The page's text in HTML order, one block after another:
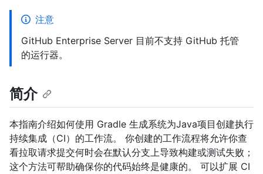
注意
GitHub Enterprise Server 目前不支持 GitHub 托管
的运行器。
简介
本指南介绍如何使用 Gradle 生成系统为Java项目创建执行
持续集成（CI）的工作流。 你创建的工作流程将允许你查
看拉取请求提交何时会在默认分支上导致构建或测试失败；
这个方法可帮助确保你的代码始终是健康的。 可以扩展 CI